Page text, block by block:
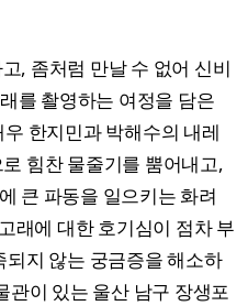
, 좀처럼 만날 수 없어 신비
를 촬영하는 여정을 담은
한지민과 박해수의 내레
힘찬 물줄기를 뿜어내고,
큰 파동을 일으키는 화려
래에 대한 호기심이 점차 부
지 않는 궁금증을 해소하
관이 있는 울산 남구 장생포